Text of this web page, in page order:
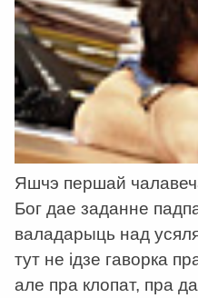
Яшчэ першай
Бог дае заданне
валадарыць над
тут не ідзе гаворка
але пра клопат, пра